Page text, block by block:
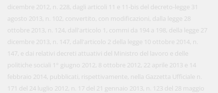
dicembre 2012, n. 228, dagli articoli 11 e 11-bis del decreto-legge 31
agosto 2013, n. 102, convertito, con modificazioni, dalla legge 28
ottobre 2013, n. 124, dall'articolo 1, commi da 194 a 198, della legge 27
dicembre 2013, n. 147, dall'articolo 2 della legge 10 ottobre 2014, n.
147, e dai relativi decreti attuativi del Ministro del lavoro e delle
politiche sociali 1° giugno 2012, 8 ottobre 2012, 22 aprile 2013 e 14
febbraio 2014, pubblicati, rispettivamente, nella Gazzetta Ufficiale n.
171 del 24 luglio 2012, n. 17 del 21 gennaio 2013, n. 123 del 28 maggio